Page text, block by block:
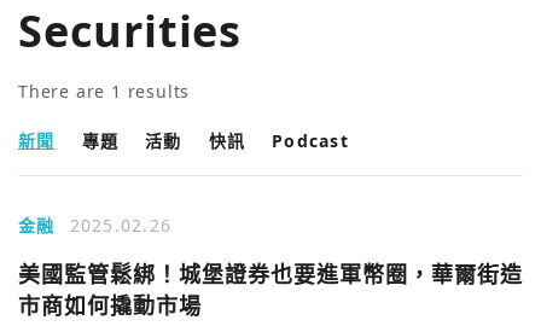
Securities
There are 1 results
新聞 專題 活動 快訊 Podcast
金融 2025.02.26
美國監管鬆綁！城堡證券也要進軍幣圈，華爾街造
市商如何撬動市場
使用以下帳號繼續
您已閒置5分鐘，請點擊關閉按鈕或空白處，即可回到加密
城市